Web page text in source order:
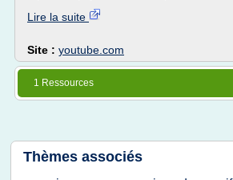
Lire la suite
Site : youtube.com
1 Ressources
Thèmes associés